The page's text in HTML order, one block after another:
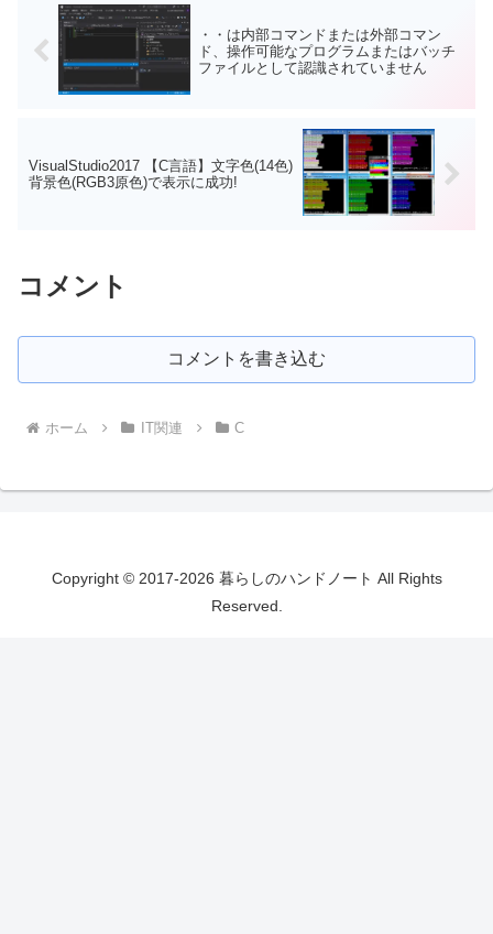
・・は内部コマンドまたは外部コマン
ド、操作可能なプログラムまたはバッチ
ファイルとして認識されていません
VisualStudio2017 【C言語】文字色(14色)
背景色(RGB3原色)で表示に成功!
コメント
コメントを書き込む
ホーム IT関連 C
Copyright © 2017-2026 暮らしのハンドノート All Rights
Reserved.